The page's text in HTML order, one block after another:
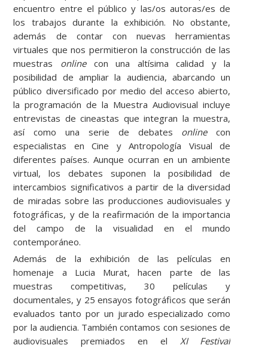
encuentro entre el público y las/os autoras/es de
los trabajos durante la exhibición. No obstante,
además de contar con nuevas herramientas
virtuales que nos permitieron la construcción de las
muestras onlinecon una altísima calidad y la
posibilidad de ampliar la audiencia, abarcando un
público diversificado por medio del acceso abierto,
la programación de la Muestra Audiovisual incluye
entrevistas de cineastas que integran la muestra,
así como una serie de debates onlinecon
especialistas en Cine y Antropología Visual de
diferentes países. Aunque ocurran en un ambiente
virtual, los debates suponen la posibilidad de
intercambios significativos a partir de la diversidad
de miradas sobre las producciones audiovisuales y
fotográficas, y de la reafirmación de la importancia
del campo de la visualidad en el mundo
contemporáneo.
Además de la exhibición de las películas en
homenaje a Lucia Murat, hacen parte de las
muestras competitivas, 30 películas y
documentales, y 25 ensayos fotográficos que serán
evaluados tanto por un jurado especializado como
por la audiencia. También contamos con sesiones de
audiovisuales premiados en el XI Festival